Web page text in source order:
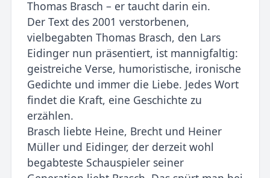
Thomas Brasch – er taucht darin ein.
Der Text des 2001 verstorbenen,
vielbegabten Thomas Brasch, den Lars
Eidinger nun präsentiert, ist mannigfaltig:
geistreiche Verse, humoristische, ironische
Gedichte und immer die Liebe. Jedes Wort
findet die Kraft, eine Geschichte zu
erzählen.
Brasch liebte Heine, Brecht und Heiner
Müller und Eidinger, der derzeit wohl
begabteste Schauspieler seiner